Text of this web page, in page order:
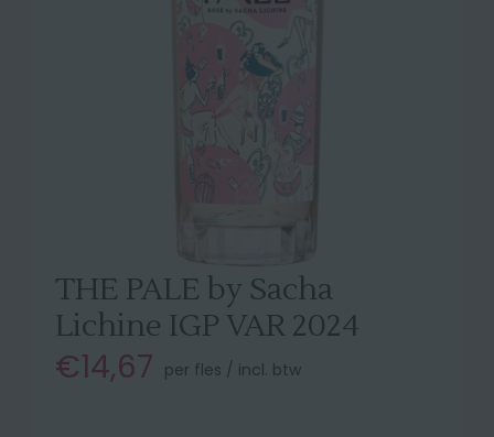
THE PALE by Sacha
Lichine IGP VAR 2024
€14,67 per fles / incl. btw